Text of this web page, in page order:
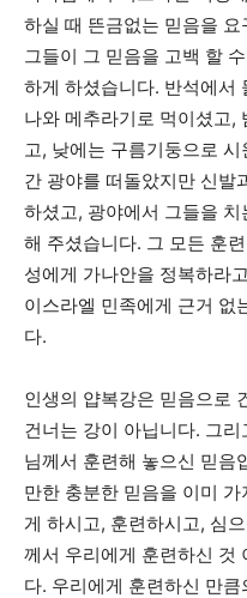
하실 때 뜬금없는 믿음을
그들이 그 믿음을 고백 할
하게 하셨습니다. 반석에서
나와 메추라기로 먹이셨고,
고, 낮에는 구름기둥으로
간 광야를 떠돌았지만 신발
하셨고, 광야에서 그들을
해 주셨습니다. 그 모든 훈
성에게 가나안을 정복하라
이스라엘 민족에게 근거 없
다.
인생의 얍복강은 믿음으로
건너는 강이 아닙니다. 그
님께서 훈련해 놓으신 믿음
만한 충분한 믿음을 이미
게 하시고, 훈련하시고, 심
께서 우리에게 훈련하신 것
다. 우리에게 훈련하신 만